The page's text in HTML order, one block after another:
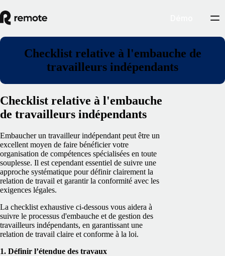
Checklist relative à l'embauche de
travailleurs indépendants
Checklist relative à l'embauche
de travailleurs indépendants
Embaucher un travailleur indépendant peut être un
excellent moyen de faire bénéficier votre
organisation de compétences spécialisées en toute
souplesse. Il est cependant essentiel de suivre une
approche systématique pour définir clairement la
relation de travail et garantir la conformité avec les
exigences légales.
La checklist exhaustive ci-dessous vous aidera à
suivre le processus d'embauche et de gestion des
travailleurs indépendants, en garantissant une
relation de travail claire et conforme à la loi.
1. Définir l’étendue des travaux